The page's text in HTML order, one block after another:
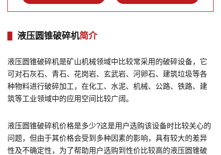
液压圆锥破碎机简介
液压圆锥破碎机是矿山机械领域中比较常采用的破碎设备，它
可对石灰石、青石、花岗岩、玄武岩、河卵石、建筑垃圾等各
种物料进行破碎加工，在化工、水泥、机械、公路、铁路、建
筑等工业领域中的应用空间比较广阔。
液压圆锥破碎机价格是多少?这是用户选购该设备时比较关心的
问题，但由于其价格会受到多种因素的影响，具有较大的差异
性及不确定性，为了帮助用户选购到性价比较高的液压圆锥破